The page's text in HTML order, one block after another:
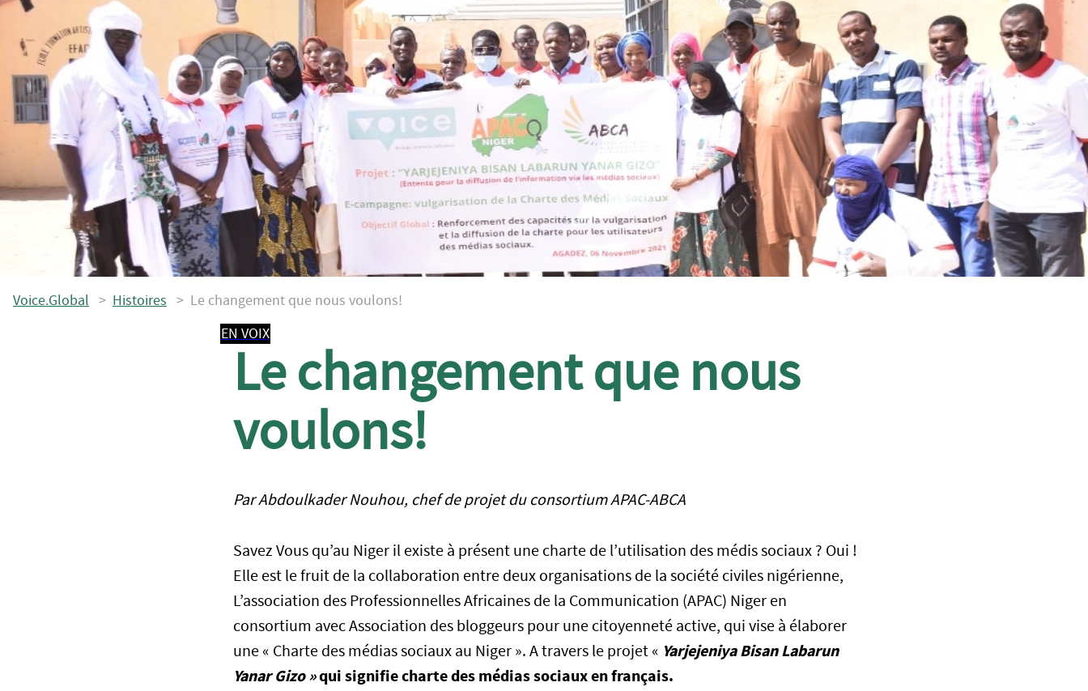
Voice.Global > Histoires > Le changement que nous voulons!
EN VOIX
Le changement que nous
voulons!
Par Abdoulkader Nouhou, chef de projet du consortium APAC-ABCA
Savez Vous qu’au Niger il existe à présent une charte de l’utilisation des médis sociaux ? Oui !
Elle est le fruit de la collaboration entre deux organisations de la société civiles nigérienne,
L’association des Professionnelles Africaines de la Communication (APAC) Niger en
consortium avec Association des bloggeurs pour une citoyenneté active, qui vise à élaborer
une « Charte des médias sociaux au Niger ». A travers le projet « Yarjejeniya Bisan Labarun
Yanar Gizo »qui signifie charte des médias sociaux en français.